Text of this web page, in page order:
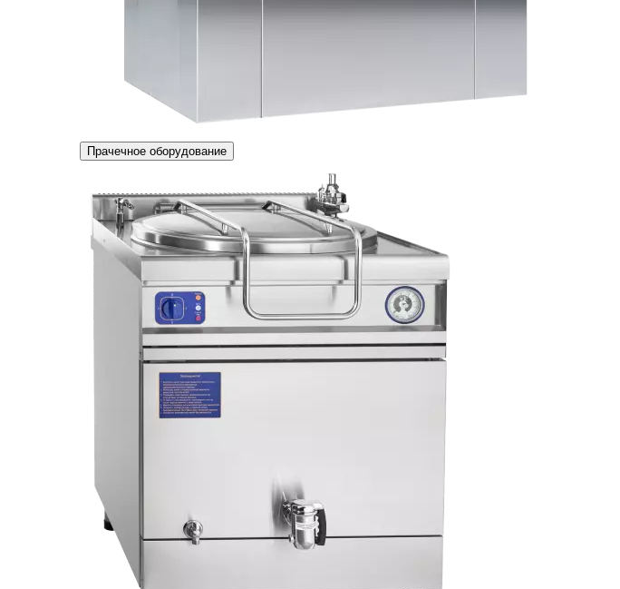
Прачечное оборудование